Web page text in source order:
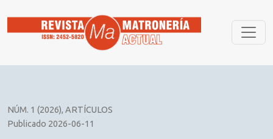
NÚM. 1 (2026), ARTÍCULOS
Publicado 2026-06-11